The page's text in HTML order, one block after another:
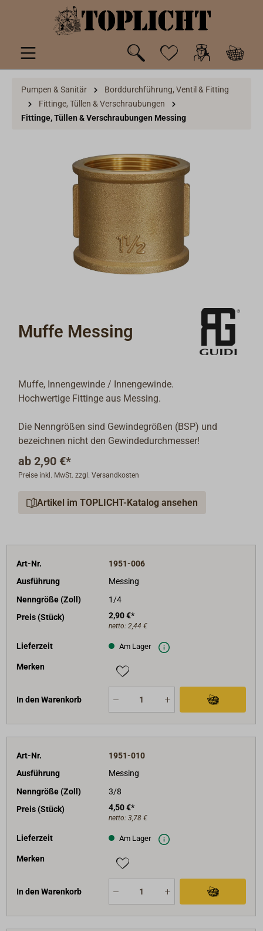
springen
Pumpen & Sanitär
Borddurchführung, Ventil & Fitting
Fittinge, Tüllen & Verschraubungen
Fittinge, Tüllen & Verschraubungen Messing
Muffe Messing
Muffe, Innengewinde / Innengewinde.
Hochwertige Fittinge aus Messing.
Die Nenngrößen sind Gewindegrößen (BSP) und
bezeichnen nicht den Gewindedurchmesser!
ab 2,90 €*
Preise inkl. MwSt. zzgl. Versandkosten
Artikel im TOPLICHT-Katalog ansehen
Art-Nr.
1951-006
Ausführung
Messing
Nenngröße (Zoll)
1/4
Preis (Stück)
2,90 €*
netto: 2,44 €
Lieferzeit Am Lager
Merken
In den Warenkorb
Art-Nr.
1951-010
Ausführung
Messing
Nenngröße (Zoll)
3/8
Preis (Stück)
4,50 €*
netto: 3,78 €
Lieferzeit Am Lager
Merken
In den Warenkorb